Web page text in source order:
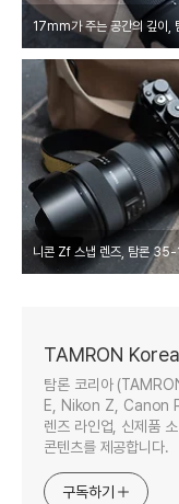
TAMRON
탐론 코리아
E, Nikon Z, Canon
렌즈 라인업, 신제품
콘텐츠를 제공합니다.
구독하기